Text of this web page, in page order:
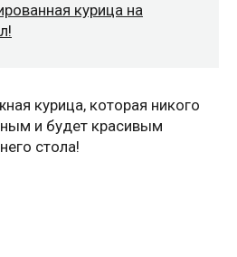
курица на
курица, которая никого
и будет красивым
стола!